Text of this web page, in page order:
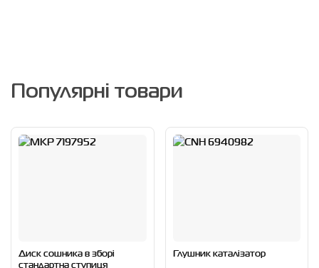
Популярні товари
Диск сошника в зборі
стандартна ступиця
Глушник каталізатор